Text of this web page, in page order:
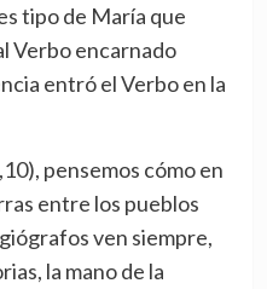
tipo de María que
Verbo encarnado
entró el Verbo en la
pensemos cómo en
entre los pueblos
ven siempre,
la mano de la